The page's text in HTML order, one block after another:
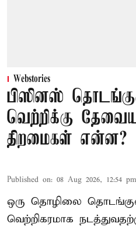
Webstories
பிஸினஸ்
வெற்றிக்கு
திறமைகள் என்ன?
Published on: 08 Aug 2026, 12:54 pm
ஒரு தொழிலை
வெற்றிகரமாக